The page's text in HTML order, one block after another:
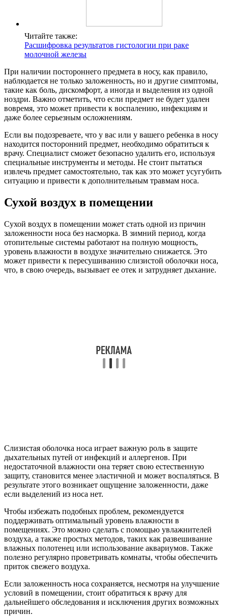
Читайте также:
Расшифровка результатов гистологии при раке
молочной железы
При наличии постороннего предмета в носу, как правило,
наблюдается не только заложенность, но и другие симптомы,
такие как боль, дискомфорт, а иногда и выделения из одной
ноздри. Важно отметить, что если предмет не будет удален
вовремя, это может привести к воспалению, инфекциям и
даже более серьезным осложнениям.
Если вы подозреваете, что у вас или у вашего ребенка в носу
находится посторонний предмет, необходимо обратиться к
врачу. Специалист сможет безопасно удалить его, используя
специальные инструменты и методы. Не стоит пытаться
извлечь предмет самостоятельно, так как это может усугубить
ситуацию и привести к дополнительным травмам носа.
Сухой воздух в помещении
Сухой воздух в помещении может стать одной из причин
заложенности носа без насморка. В зимний период, когда
отопительные системы работают на полную мощность,
уровень влажности в воздухе значительно снижается. Это
может привести к пересушиванию слизистой оболочки носа,
что, в свою очередь, вызывает ее отек и затрудняет дыхание.
Слизистая оболочка носа играет важную роль в защите
дыхательных путей от инфекций и аллергенов. При
недостаточной влажности она теряет свою естественную
защиту, становится менее эластичной и может воспаляться. В
результате этого возникает ощущение заложенности, даже
если выделений из носа нет.
Чтобы избежать подобных проблем, рекомендуется
поддерживать оптимальный уровень влажности в
помещениях. Это можно сделать с помощью увлажнителей
воздуха, а также простых методов, таких как развешивание
влажных полотенец или использование аквариумов. Также
полезно регулярно проветривать комнаты, чтобы обеспечить
приток свежего воздуха.
Если заложенность носа сохраняется, несмотря на улучшение
условий в помещении, стоит обратиться к врачу для
дальнейшего обследования и исключения других возможных
причин.